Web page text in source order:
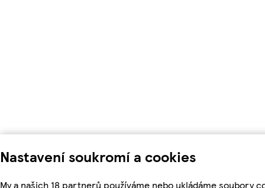
Nastavení soukromí a cookies
My a našich 18 partnerů používáme nebo ukládáme soubory